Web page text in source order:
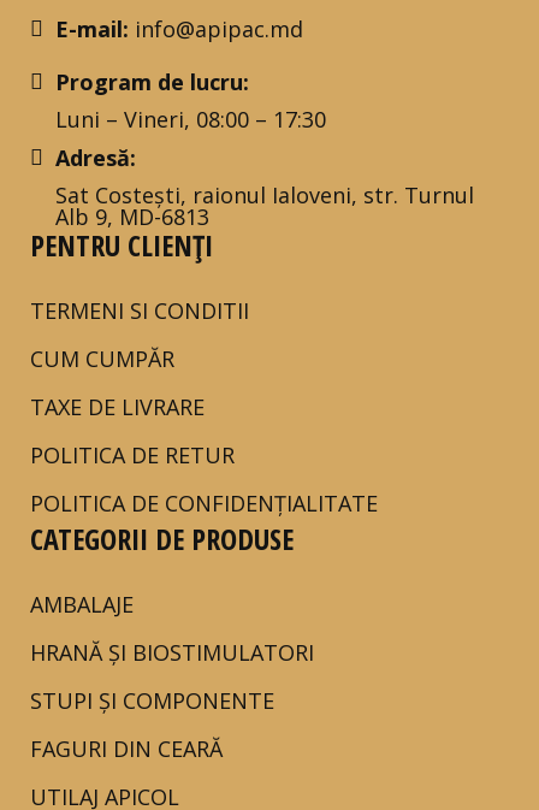
E-mail: info@apipac.md
Program de lucru:
Luni – Vineri, 08:00 – 17:30
Adresă:
Sat Costești, raionul Ialoveni, str. Turnul
Alb 9, MD-6813
PENTRU CLIENȚI
TERMENI SI CONDITII
CUM CUMPĂR
TAXE DE LIVRARE
POLITICA DE RETUR
POLITICA DE CONFIDENȚIALITATE
CATEGORII DE PRODUSE
AMBALAJE
HRANĂ ȘI BIOSTIMULATORI
STUPI ȘI COMPONENTE
FAGURI DIN CEARĂ
UTILAJ APICOL